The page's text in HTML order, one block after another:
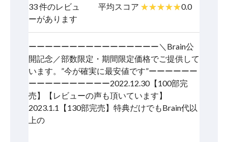
33 件のレビュ
ーがあります
平均スコア 0.0
ーーーーーーーーーーーーーーーー＼Brain公
開記念／部数限定・期間限定価格でご提供して
います。”今が確実に最安値です”ーーーーーー
ーーーーーーーーーー2022.12.30【100部完
売】【レビューの声も頂いています】
2023.1.1【130部完売】特典だけでもBrain代以
上の